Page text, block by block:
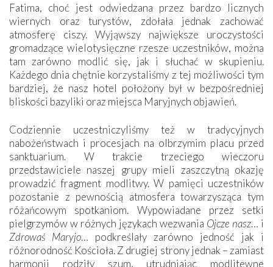
Fatima, choć jest odwiedzana przez bardzo licznych
wiernych oraz turystów, zdołała jednak zachować
atmosferę ciszy. Wyjąwszy największe uroczystości
gromadzące wielotysięczne rzesze uczestników, można
tam zarówno modlić się, jak i słuchać w skupieniu.
Każdego dnia chętnie korzystaliśmy z tej możliwości tym
bardziej, że nasz hotel położony był w bezpośredniej
bliskości bazyliki oraz miejsca Maryjnych objawień.
Codziennie uczestniczyliśmy też w tradycyjnych
nabożeństwach i procesjach na olbrzymim placu przed
sanktuarium. W trakcie trzeciego wieczoru
przedstawiciele naszej grupy mieli zaszczytną okazję
prowadzić fragment modlitwy. W pamięci uczestników
pozostanie z pewnością atmosfera towarzysząca tym
różańcowym spotkaniom. Wypowiadane przez setki
pielgrzymów w różnych językach wezwania Ojcze nasz… i
Zdrowaś Maryjo… podkreślały zarówno jedność jak i
różnorodność Kościoła. Z drugiej strony jednak – zamiast
harmonii rodziły szum, utrudniając modlitewne